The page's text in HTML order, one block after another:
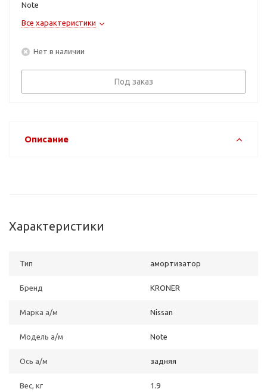
Note
Все характеристики
Нет в наличии
Под заказ
Описание
Характеристики
Тип амортизатор
Бренд KRONER
Марка а/м Nissan
Модель а/м Note
Ось а/м задняя
Вес, кг 1.9